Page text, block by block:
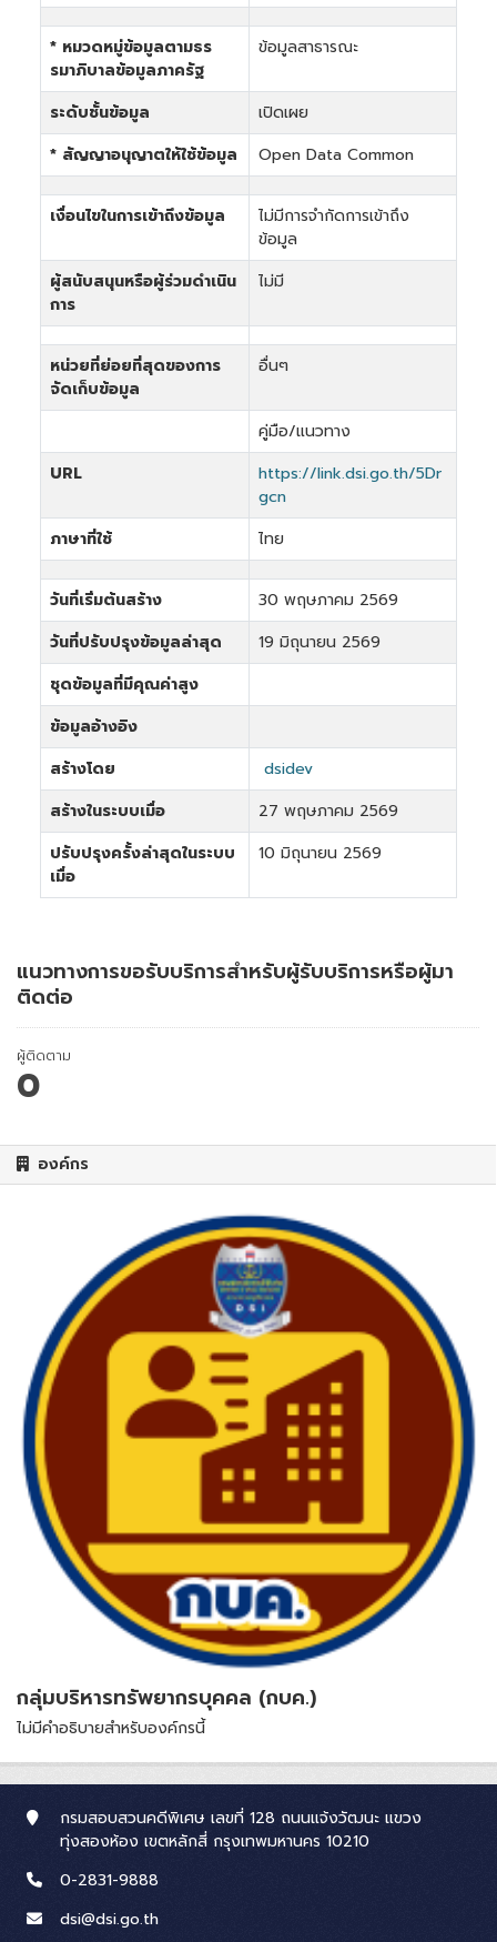
แนวทางการขอรับบริการสำหรับผู้รับบริการหรือผู้มา
ติดต่อ
ผู้ติดตาม
0
องค์กร
กลุ่มบริหารทรัพยากรบุคคล (กบค.)
ไม่มีคำอธิบายสำหรับองค์กรนี้
* หมวดหมู่ข้อมูลตามธร
รมาภิบาลข้อมูลภาครัฐ
ข้อมูลสาธารณะ
ระดับชั้นข้อมูล
เปิดเผย
* สัญญาอนุญาตให้ใช้ข้อมูล
Open Data Common
เงื่อนไขในการเข้าถึงข้อมูล
ไม่มีการจำกัดการเข้าถึง
ข้อมูล
ผู้สนับสนุนหรือผู้ร่วมดำเนิน
การ
ไม่มี
หน่วยที่ย่อยที่สุดของการ
จัดเก็บข้อมูล
อื่นๆ
คู่มือ/แนวทาง
URL
https://link.dsi.go.th/5Dr
gcn
ภาษาที่ใช้
ไทย
วันที่เริ่มต้นสร้าง
30 พฤษภาคม 2569
วันที่ปรับปรุงข้อมูลล่าสุด
19 มิถุนายน 2569
ชุดข้อมูลที่มีคุณค่าสูง
ข้อมูลอ้างอิง
สร้างโดย
dsidev
สร้างในระบบเมื่อ
27 พฤษภาคม 2569
ปรับปรุงครั้งล่าสุดในระบบ
เมื่อ
10 มิถุนายน 2569
กรมสอบสวนคดีพิเศษ เลขที่ 128 ถนนแจ้งวัฒนะ แขวง
ทุ่งสองห้อง เขตหลักสี่ กรุงเทพมหานคร 10210
0-2831-9888
dsi@dsi.go.th